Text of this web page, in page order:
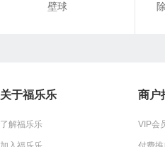
壁球
关于福乐乐
了解福乐乐
商户
VIP会